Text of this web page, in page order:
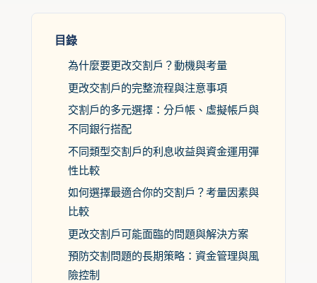
目錄
為什麼要更改交割戶？動機與考量
更改交割戶的完整流程與注意事項
交割戶的多元選擇：分戶帳、虛擬帳戶與
不同銀行搭配
不同類型交割戶的利息收益與資金運用彈
性比較
如何選擇最適合你的交割戶？考量因素與
比較
更改交割戶可能面臨的問題與解決方案
預防交割問題的長期策略：資金管理與風
險控制